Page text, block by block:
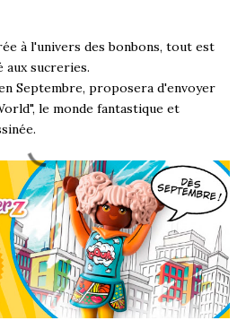
à l'univers des bonbons, tout est
sucreries.
Septembre, proposera d'envoyer
le monde fantastique et